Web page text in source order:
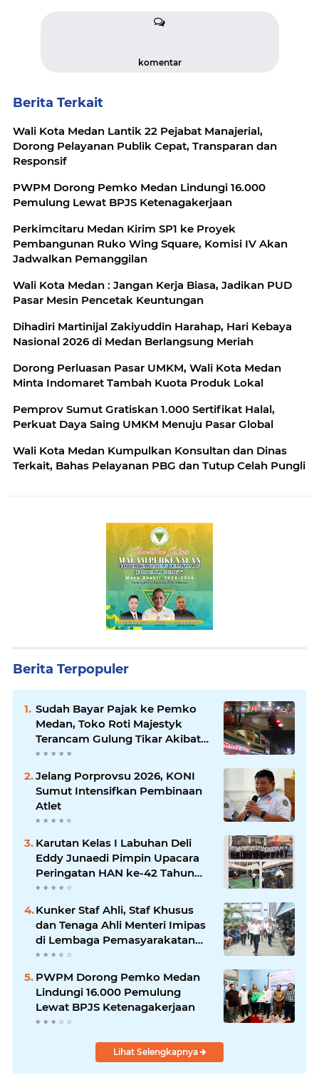
komentar
Berita Terkait
Wali Kota Medan Lantik 22 Pejabat Manajerial,
Dorong Pelayanan Publik Cepat, Transparan dan
Responsif
PWPM Dorong Pemko Medan Lindungi 16.000
Pemulung Lewat BPJS Ketenagakerjaan
Perkimcitaru Medan Kirim SP1 ke Proyek
Pembangunan Ruko Wing Square, Komisi IV Akan
Jadwalkan Pemanggilan
Wali Kota Medan : Jangan Kerja Biasa, Jadikan PUD
Pasar Mesin Pencetak Keuntungan
Dihadiri Martinijal Zakiyuddin Harahap, Hari Kebaya
Nasional 2026 di Medan Berlangsung Meriah
Dorong Perluasan Pasar UMKM, Wali Kota Medan
Minta Indomaret Tambah Kuota Produk Lokal
Pemprov Sumut Gratiskan 1.000 Sertifikat Halal,
Perkuat Daya Saing UMKM Menuju Pasar Global
Wali Kota Medan Kumpulkan Konsultan dan Dinas
Terkait, Bahas Pelayanan PBG dan Tutup Celah Pungli
Berita Terpopuler
Sudah Bayar Pajak ke Pemko
Medan, Toko Roti Majestyk
Terancam Gulung Tikar Akibat
Akses Jalan Ditutup Pedagang
Angkringan
Jelang Porprovsu 2026, KONI
Sumut Intensifkan Pembinaan
Atlet
Karutan Kelas I Labuhan Deli
Eddy Junaedi Pimpin Upacara
Peringatan HAN ke-42 Tahun
2026
Kunker Staf Ahli, Staf Khusus
dan Tenaga Ahli Menteri Imipas
di Lembaga Pemasyarakatan
Kelas I Medan: Pelayanan Prima
Dipastikan Berjalan Optimal
PWPM Dorong Pemko Medan
Lindungi 16.000 Pemulung
Lewat BPJS Ketenagakerjaan
Lihat Selengkapnya